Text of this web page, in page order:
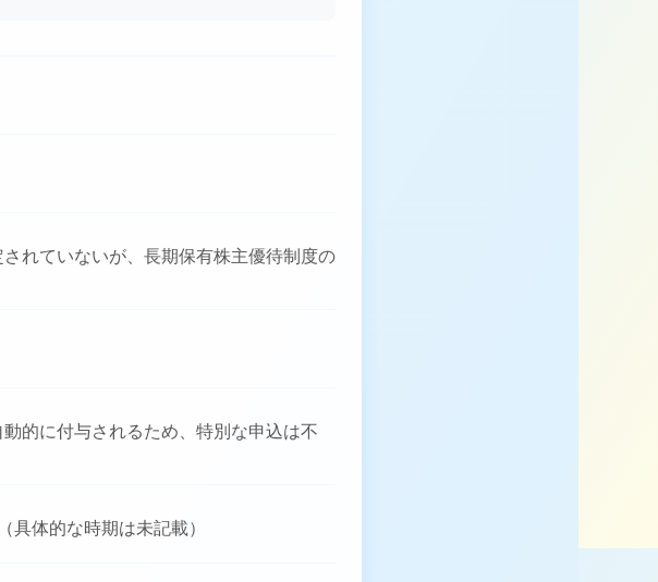
れていないが、長期保有株主優待制度の
的に付与されるため、特別な申込は不
具体的な時期は未記載）